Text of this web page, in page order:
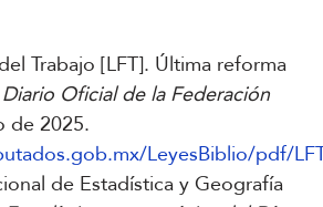
Trabajo [LFT]. Última reforma
Diario Oficial de la Federación
de 2025.
LeyesBiblio/pdf/
de Estadística y Geografía